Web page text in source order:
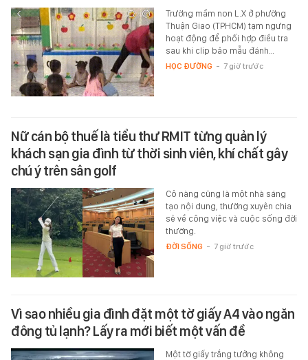
Trường mầm non L.X ở phường
Thuận Giao (TPHCM) tạm ngưng
hoạt động để phối hợp điều tra
sau khi clip bảo mẫu đánh…
HỌC ĐƯỜNG - 7 giờ trước
Nữ cán bộ thuế là tiểu thư RMIT từng quản lý
khách sạn gia đình từ thời sinh viên, khí chất gây
chú ý trên sân golf
Cô nàng cũng là một nhà sáng
tạo nội dung, thường xuyên chia
sẻ về công việc và cuộc sống đời
thường.
ĐỜI SỐNG - 7 giờ trước
Vì sao nhiều gia đình đặt một tờ giấy A4 vào ngăn
đông tủ lạnh? Lấy ra mới biết một vấn đề
Một tờ giấy trắng tưởng không